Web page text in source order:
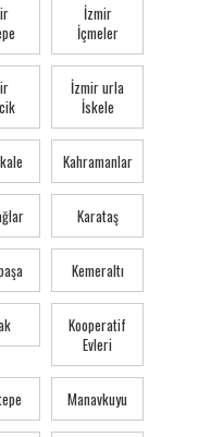
İzmir
İçmeler
İzmir urla
İskele
Kahramanlar
Karataş
Kemeraltı
Kooperatif
Evleri
Manavkuyu